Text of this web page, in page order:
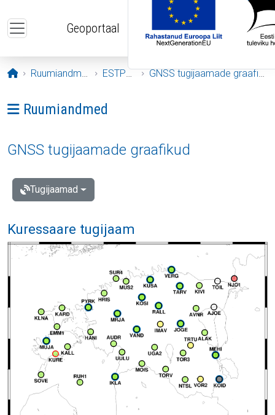
Geoportaal
Avaleht
Ruumiandmed ESTPOS GNSS tugijaamade graafikud
Ava menüü: Ruumiandmed
Ruumiandmed
GNSS tugijaamade graafikud
Tugijaamad
Kuressaare tugijaam